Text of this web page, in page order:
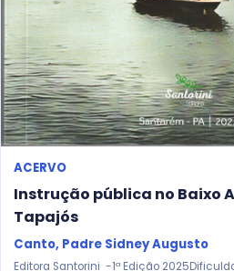
ACERVO
Instrução pública no Baixo
Tapajós
Canto, Padre Sidney Augusto
Editora Santorini -1ª Edição